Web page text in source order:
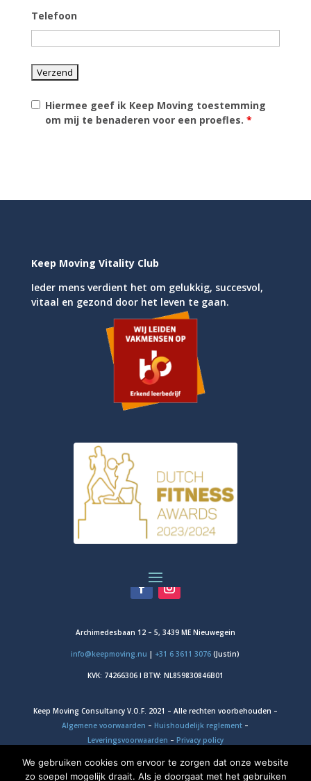
Telefoon
Hiermee geef ik Keep Moving toestemming
om mij te benaderen voor een proefles. *
Keep Moving Vitality Club
Ieder mens verdient het om gelukkig, succesvol,
vitaal en gezond door het leven te gaan.
Archimedesbaan 12 – 5, 3439 ME Nieuwegein
info@keepmoving.nu | +31 6 3611 3076 (Justin)
KVK: 74266306 I BTW: NL859830846B01
Keep Moving Consultancy V.O.F. 2021 – Alle rechten voorbehouden –
Algemene voorwaarden – Huishoudelijk reglement –
Leveringsvoorwaarden – Privacy policy
Fotografie door Fototeam KenM, 2023.
We gebruiken cookies om ervoor te zorgen dat onze website
zo soepel mogelijk draait. Als je doorgaat met het gebruiken